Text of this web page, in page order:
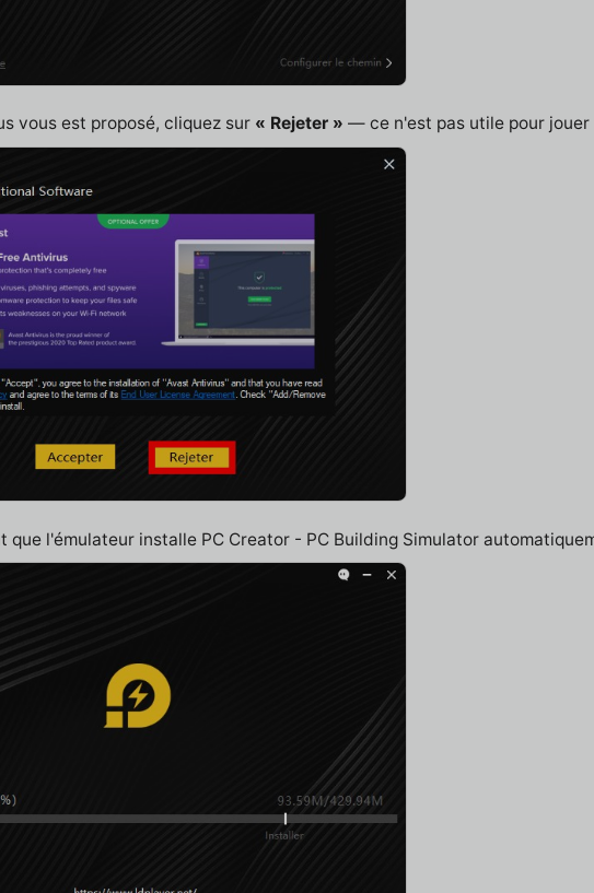
vous est proposé, cliquez sur « Rejeter » — ce n'est pas utile pour jouer
que l'émulateur installe PC Creator - PC Building Simulator